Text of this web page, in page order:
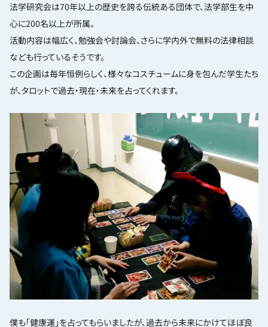
法学研究会は70年以上の歴史を誇る伝統ある団体で、法学部生を中
心に200名以上が所属。
活動内容は幅広く、勉強会や討論会、さらに学内外で無料の法律相談
なども行っているそうです。
この企画は毎年恒例らしく、様々なコスチュームに身を包んだ学生たち
が、タロットで過去・現在・未来を占ってくれます。
僕も「健康運」を占ってもらいましたが、過去から未来にかけてほぼ良